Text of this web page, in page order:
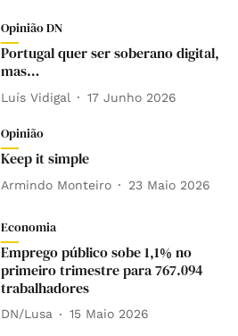
Opinião DN
Portugal quer ser soberano digital,
mas…
Luís Vidigal 17 Junho 2026
Opinião
Keep it simple
Armindo Monteiro 23 Maio 2026
Economia
Emprego público sobe 1,1% no
primeiro trimestre para 767.094
trabalhadores
DN/Lusa 15 Maio 2026